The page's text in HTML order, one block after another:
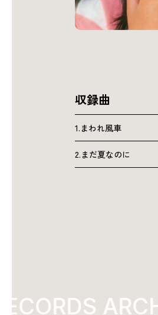
収録曲
1.まわれ風車
2.まだ夏なのに